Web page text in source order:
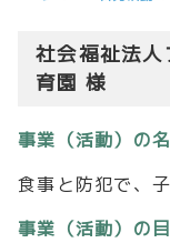
社会福祉法
育園 様
事業（活動）の
食事と防犯で、
事業（活動）の